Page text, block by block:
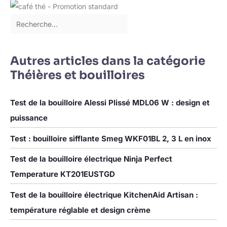
vous devez faire bouillir
température souhaitée.
En outre, la bouilloire
électrique cessera de
reviendra au travail
complètement froide.
Autres articles dans la catégorie
Théières et bouilloires
Test de la bouilloire Alessi Plissé MDL06 W : design et
puissance
Test : bouilloire sifflante Smeg WKF01BL 2, 3 L en inox
Test de la bouilloire électrique Ninja Perfect
Temperature KT201EUSTGD
Test de la bouilloire électrique KitchenAid Artisan :
température réglable et design crème